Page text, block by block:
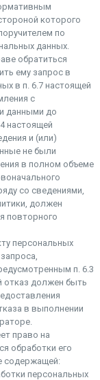
которого
по
данных.
обратиться
ему запрос в
в п. 6.7 настоящей
с
данными до
настоящей
и (или)
не были
в полном объеме
со сведениями,
должен
повторного
персональных
п. 6.3
отказ должен быть
в выполнении
право на
обработки его
содержащей:
персональных